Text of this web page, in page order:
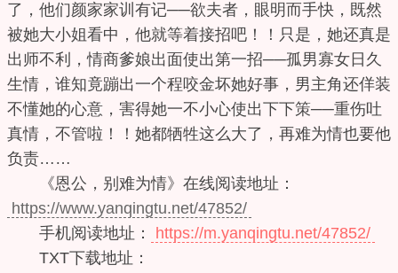
了，他们颜家家训有记──欲夫者，眼明而手快，既然
被她大小姐看中，他就等着接招吧！！只是，她还真是
出师不利，情商爹娘出面使出第一招──孤男寡女日久
生情，谁知竟蹦出一个程咬金坏她好事，男主角还佯装
不懂她的心意，害得她一不小心使出下下策──重伤吐
真情，不管啦！！她都牺牲这么大了，再难为情也要他
负责……
《恩公，别难为情》在线阅读地址：
https://www.yanqingtu.net/47852/
手机阅读地址：
https://m.yanqingtu.net/47852/
TXT下载地址：